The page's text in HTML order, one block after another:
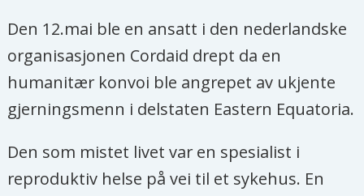
Den 12.mai ble en ansatt i den nederlandske
organisasjonen Cordaid drept da en
humanitær konvoi ble angrepet av ukjente
gjerningsmenn i delstaten Eastern Equatoria.
Den som mistet livet var en spesialist i
reproduktiv helse på vei til et sykehus. En